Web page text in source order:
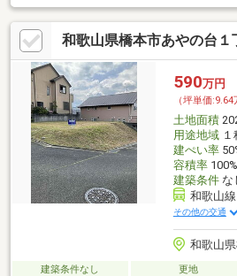
和歌山県橋本市あやの台１
590万円
（坪単価:9.64
土地面積
用途地域１
建ぺい率
容積率100%
建築条件な
和歌山
その他の交通
和歌山
建築条件なし 更地